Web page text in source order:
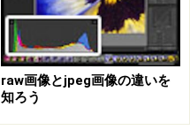
raw画像とjpeg画像の違いを
知ろう